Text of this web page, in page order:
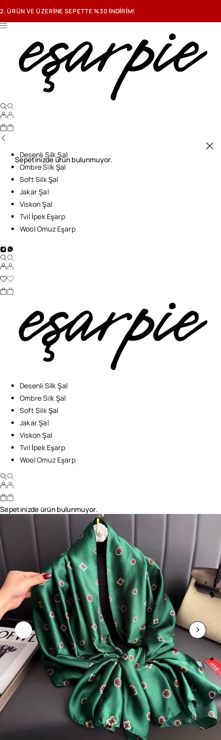
2. ÜRÜN VE ÜZERİNE SEPETTE %30 İNDİRİM!
Sepetinizde ürün bulunmuyor.
Desenli Silk Şal
Ombre Silk Şal
Soft Silk Şal
Jakar Şal
Viskon Şal
Tvil İpek Eşarp
Wool Omuz Eşarp
Desenli Silk Şal
Ombre Silk Şal
Soft Silk Şal
Jakar Şal
Viskon Şal
Tvil İpek Eşarp
Wool Omuz Eşarp
Sepetinizde ürün bulunmuyor.